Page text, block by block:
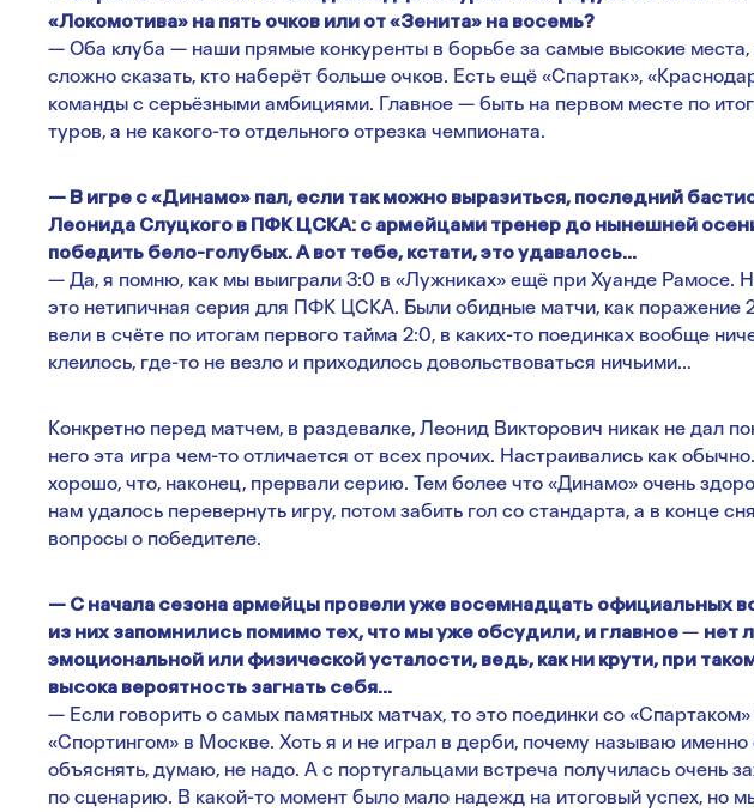
«Локомотива» на пять очков или от «Зенита» на восемь?
— Оба клуба — наши прямые конкуренты в борьбе за самые высокие места,
сложно сказать, кто наберёт больше очков. Есть ещё «Спартак»,
команды с серьёзными амбициями. Главное — быть на первом месте по
туров, а не какого-то отдельного отрезка чемпионата.
— В игре с «Динамо» пал, если так можно выразиться, последний
Леонида Слуцкого в ПФК ЦСКА: с армейцами тренер до нынешней
победить бело-голубых. А вот тебе, кстати, это удавалось…
— Да, я помню, как мы выиграли 3:0 в «Лужниках» ещё при Хуанде Рамосе.
это нетипичная серия для ПФК ЦСКА. Были обидные матчи, как поражение
вели в счёте по итогам первого тайма 2:0, в каких-то поединках вообще
клеилось, где-то не везло и приходилось довольствоваться ничьими…
Конкретно перед матчем, в раздевалке, Леонид Викторович никак не дал
него эта игра чем-то отличается от всех прочих. Настраивались как
хорошо, что, наконец, прервали серию. Тем более что «Динамо» очень
нам удалось перевернуть игру, потом забить гол со стандарта, а в конце
вопросы о победителе.
— С начала сезона армейцы провели уже восемнадцать официальных
из них запомнились помимо тех, что мы уже обсудили, и главное— нет
эмоциональной или физической усталости, ведь, как ни крути, при
высока вероятность загнать себя…
— Если говорить о самых памятных матчах, то это поединки со «Спартаком»
«Спортингом» в Москве. Хоть я и не играл в дерби, почему называю именно
объяснять, думаю, не надо. А с португальцами встреча получилась очень
по сценарию. В какой-то момент было мало надежд на итоговый успех, но